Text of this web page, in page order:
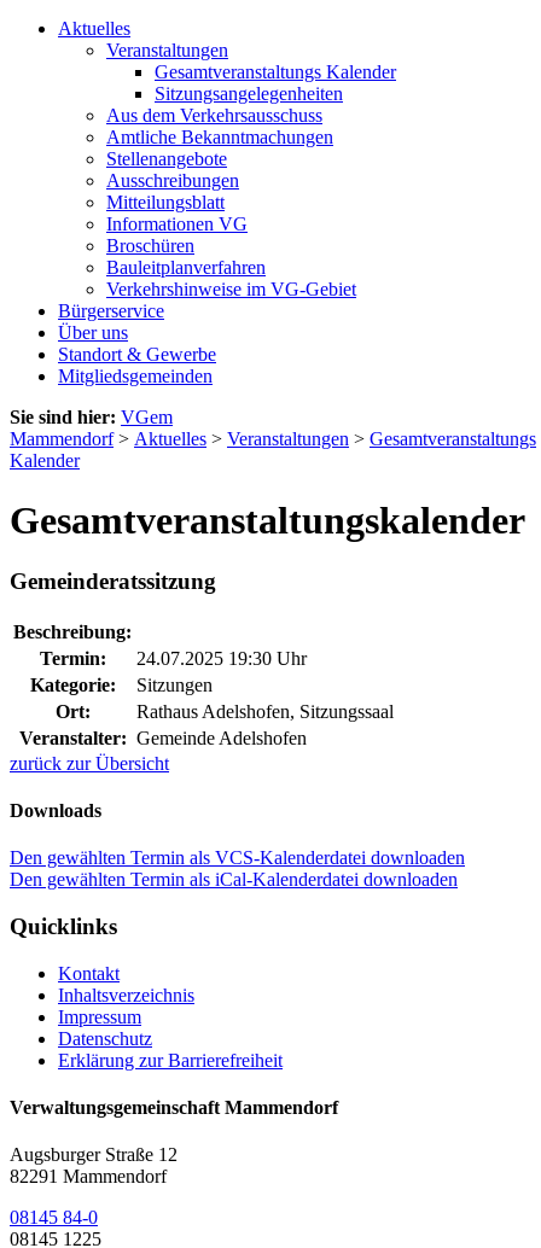
Aktuelles
Veranstaltungen
Gesamtveranstaltungs Kalender
Sitzungsangelegenheiten
Aus dem Verkehrsausschuss
Amtliche Bekanntmachungen
Stellenangebote
Ausschreibungen
Mitteilungsblatt
Informationen VG
Broschüren
Bauleitplanverfahren
Verkehrshinweise im VG-Gebiet
Bürgerservice
Über uns
Standort & Gewerbe
Mitgliedsgemeinden
Sie sind hier: VGem
Mammendorf> Aktuelles > Veranstaltungen > Gesamtveranstaltungs
Kalender
Gesamtveranstaltungskalender
Gemeinderatssitzung
Beschreibung:
Termin:
24.07.2025 19:30 Uhr
Kategorie:
Sitzungen
Ort:
Rathaus Adelshofen, Sitzungssaal
Veranstalter: Gemeinde Adelshofen
zurück zur Übersicht
Downloads
Den gewählten Termin als VCS-Kalenderdatei downloaden
Den gewählten Termin als iCal-Kalenderdatei downloaden
Quicklinks
Kontakt
Inhaltsverzeichnis
Impressum
Datenschutz
Erklärung zur Barrierefreiheit
Verwaltungsgemeinschaft Mammendorf
Augsburger Straße 12
82291 Mammendorf
08145 84-0
08145 1225